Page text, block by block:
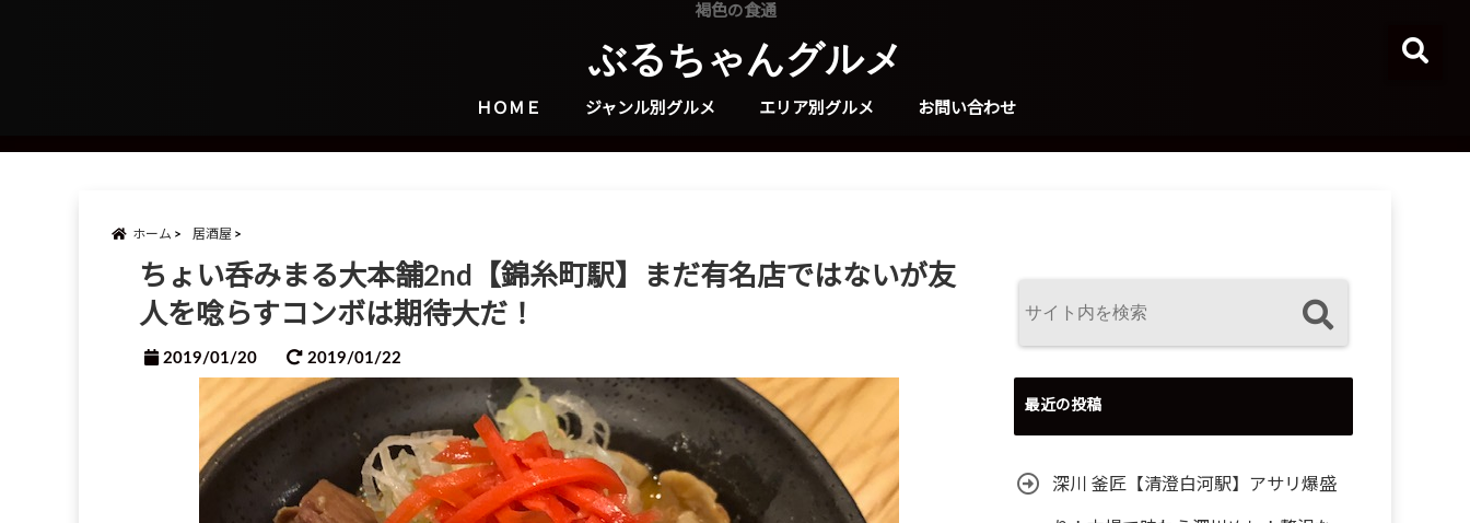
褐色の食通
ぶるちゃんグルメ
ＨＯＭＥ ジャンル別グルメ エリア別グルメ お問い合わせ
ホーム 居酒屋
ちょい呑みまる大本舗2nd【錦糸町駅】まだ有名店ではないが友
人を唸らすコンボは期待大だ！
2019/01/20 2019/01/22
最近の投稿
深川 釜匠【清澄白河駅】アサリ爆盛